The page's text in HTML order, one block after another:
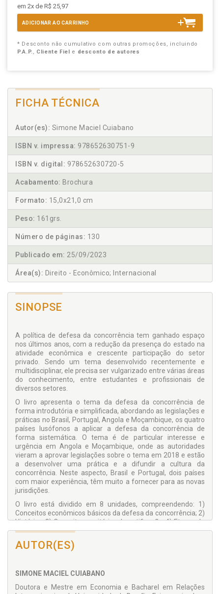
em 2x de R$ 25,97
ADICIONAR AO CARRINHO
* Desconto não cumulativo com outras promoções, incluindo
P.A.P., Cliente Fiel e desconto de autores
FICHA TÉCNICA
Autor(es): Simone Maciel Cuiabano
ISBN v. impressa: 978652630751-9
ISBN v. digital: 978652630720-5
Acabamento: Brochura
Formato: 15,0x21,0 cm
Peso: 161grs.
Número de páginas: 130
Publicado em: 25/09/2023
Área(s): Direito - Econômico; Internacional
SINOPSE
A política de defesa da concorrência tem ganhado espaço
nos últimos anos, com a redução da presença do estado na
atividade econômica e crescente participação do setor
privado. Sendo um tema desenvolvido recentemente e
multidisciplinar, ele precisa ser vulgarizado entre várias áreas
do conhecimento, entre estudantes e profissionais de
diversos setores.
O livro apresenta o tema da defesa da concorrência de
forma introdutória e simplificada, abordando as legislações e
práticas no Brasil, Portugal, Angola e Moçambique, os quatro
países lusófonos a aplicar a defesa da concorrência de
forma sistemática. O tema é de particular interesse e
urgência em Angola e Moçambique, onde as autoridades
vieram a aprovar legislações sobre o tema em 2018 e estão
a desenvolver uma prática e a difundir a cultura da
concorrência. Neste aspecto, Brasil e Portugal, dois países
com maior experiência, têm muito a fornecer para as novas
jurisdições.
O livro está dividido em 8 unidades, compreendendo: 1)
Conceitos econômicos básicos da defesa da concorrência; 2)
Histórico; 3) Conceitos e critérios de notificação; 4) Etapas de
análise de atos de concentração horizontais; 5) Condutas
anticoncorrenciais; 6) Cartel e práticas concertadas; 7)
Leniência e clemência; 8) Advocacia da concorrência. Cada
pesquisas diretas.
A partir da Operação Lava Jato no Brasil e a difusão recente
AUTOR(ES)
SIMONE MACIEL CUIABANO
Doutora e Mestre em Economia e Bacharel em Relações